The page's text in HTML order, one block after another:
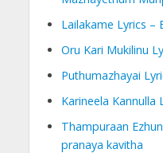
Lailakame Lyrics –
Oru Kari Mukilinu
Puthumazhayai
Karineela Kannulla
Thampuraan
pranaya kavitha